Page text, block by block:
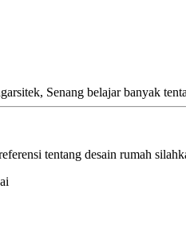
Senang belajar banyak
tentang desain rumah